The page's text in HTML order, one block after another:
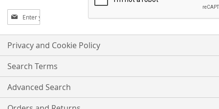
Sign
Up
for
Our
Newsletter:
Privacy and Cookie Policy
Search Terms
Advanced Search